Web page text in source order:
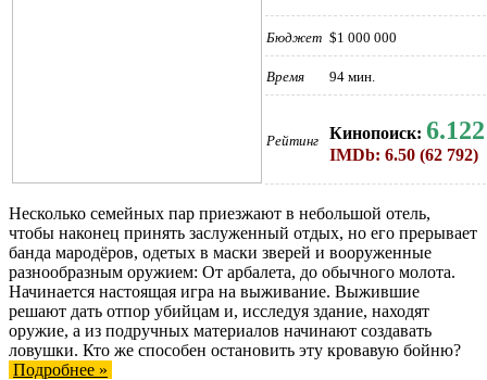
Бюджет $1 000 000
Время 94 мин.
Рейтинг Кинопоиск: 6.122
IMDb: 6.50 (62 792)
Несколько семейных пар приезжают в небольшой отель,
чтобы наконец принять заслуженный отдых, но его прерывает
банда мародёров, одетых в маски зверей и вооруженные
разнообразным оружием: От арбалета, до обычного молота.
Начинается настоящая игра на выживание. Выжившие
решают дать отпор убийцам и, исследуя здание, находят
оружие, а из подручных материалов начинают создавать
ловушки. Кто же способен остановить эту кровавую бойню?
Подробнее »